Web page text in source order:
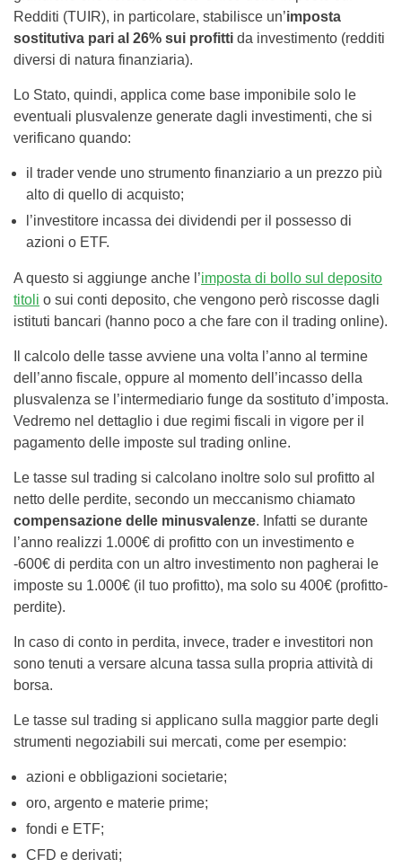
Redditi (TUIR), in particolare, stabilisce un’imposta
sostitutiva pari al 26% sui profitti da investimento (redditi
diversi di natura finanziaria).
Lo Stato, quindi, applica come base imponibile solo le
eventuali plusvalenze generate dagli investimenti, che si
verificano quando:
il trader vende uno strumento finanziario a un prezzo più
alto di quello di acquisto;
l’investitore incassa dei dividendi per il possesso di
azioni o ETF.
A questo si aggiunge anche l’imposta di bollo sul deposito
titoli o sui conti deposito, che vengono però riscosse dagli
istituti bancari (hanno poco a che fare con il trading online).
Il calcolo delle tasse avviene una volta l’anno al termine
dell’anno fiscale, oppure al momento dell’incasso della
plusvalenza se l’intermediario funge da sostituto d’imposta.
Vedremo nel dettaglio i due regimi fiscali in vigore per il
pagamento delle imposte sul trading online.
Le tasse sul trading si calcolano inoltre solo sul profitto al
netto delle perdite, secondo un meccanismo chiamato
compensazione delle minusvalenze. Infatti se durante
l’anno realizzi 1.000€ di profitto con un investimento e
-600€ di perdita con un altro investimento non pagherai le
imposte su 1.000€ (il tuo profitto), ma solo su 400€ (profitto-
perdite).
In caso di conto in perdita, invece, trader e investitori non
sono tenuti a versare alcuna tassa sulla propria attività di
borsa.
Le tasse sul trading si applicano sulla maggior parte degli
strumenti negoziabili sui mercati, come per esempio:
azioni e obbligazioni societarie;
oro, argento e materie prime;
fondi e ETF;
CFD e derivati;